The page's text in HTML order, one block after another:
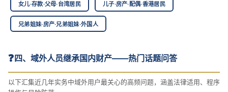
女儿·存款·父母·台湾居民 儿子·房产·配偶·香港居民
兄弟姐妹·房产·兄弟姐妹·外国人
❓四、域外人员继承国内财产——热门话题问答
以下汇集近几年实务中域外用户最关心的高频问题，涵盖法律适用、程序